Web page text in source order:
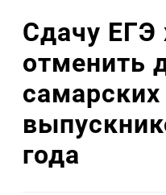
Сдачу ЕГЭ
отменить
самарских
года